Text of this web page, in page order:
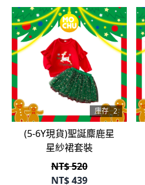
庫存 2
(5-6Y現貨)聖誕麋鹿星
星紗裙套裝
NT$ 520
NT$439